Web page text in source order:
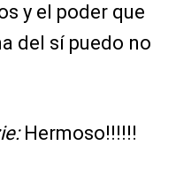
y el poder que
del sí puedo no
Hermoso!!!!!!